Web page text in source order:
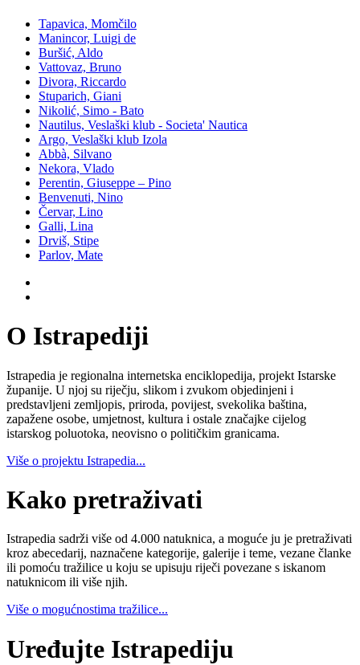
Tapavica, Momčilo
Manincor, Luigi de
Buršić, Aldo
Vattovaz, Bruno
Divora, Riccardo
Stuparich, Giani
Nikolić, Simo - Bato
Nautilus, Veslaški klub - Societa' Nautica
Argo, Veslaški klub Izola
Abbà, Silvano
Nekora, Vlado
Perentin, Giuseppe – Pino
Benvenuti, Nino
Červar, Lino
Galli, Lina
Drviš, Stipe
Parlov, Mate
O Istrapediji
Istrapedia je regionalna internetska enciklopedija, projekt Istarske
županije. U njoj su riječju, slikom i zvukom objedinjeni i
predstavljeni zemljopis, priroda, povijest, svekolika baština,
zapažene osobe, umjetnost, kultura i ostale značajke cijelog
istarskog poluotoka, neovisno o političkim granicama.
Više o projektu Istrapedia...
Kako pretraživati
Istrapedia sadrži više od 4.000 natuknica, a moguće ju je pretraživati
kroz abecedarij, naznačene kategorije, galerije i teme, vezane članke
ili pomoću tražilice u koju se upisuju riječi povezane s iskanom
natuknicom ili više njih.
Više o mogućnostima tražilice...
Uređujte Istrapediju